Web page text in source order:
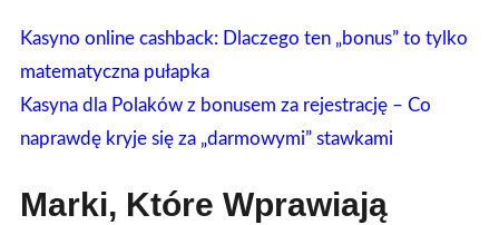
Kasyno online cashback: Dlaczego ten „bonus” to tylko
matematyczna pułapka
Kasyna dla Polaków z bonusem za rejestrację – Co
naprawdę kryje się za „darmowymi” stawkami
Marki, Które Wprawiają